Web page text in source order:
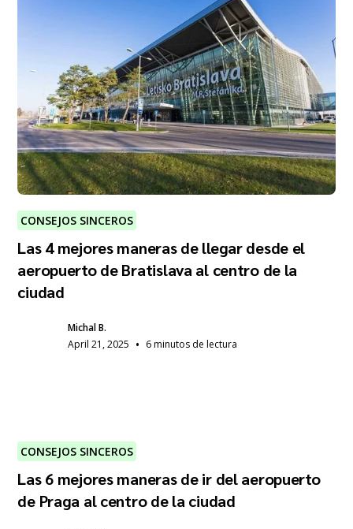
CONSEJOS SINCEROS
Las 4 mejores maneras de llegar desde el
aeropuerto de Bratislava al centro de la
ciudad
Michal B.
April 21, 2025 • 6 minutos de lectura
CONSEJOS SINCEROS
Las 6 mejores maneras de ir del aeropuerto
de Praga al centro de la ciudad